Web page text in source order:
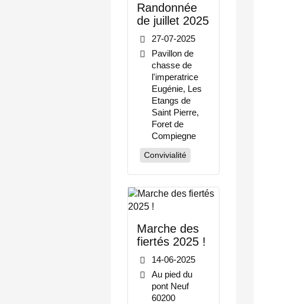
Randonnée
de juillet 2025
27-07-2025
Pavillon de
chasse de
l'imperatrice
Eugénie, Les
Etangs de
Saint Pierre,
Foret de
Compiegne
Convivialité
Marche des
fiertés 2025 !
14-06-2025
Au pied du
pont Neuf
60200